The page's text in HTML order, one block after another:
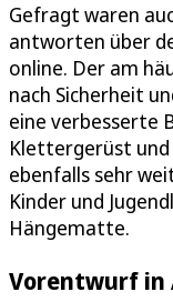
Gefragt waren
antworten über
online. Der am
nach Sicherheit
eine verbesserte
Klettergerüst und
ebenfalls sehr
Kinder und
Hängematte.
Vorentwurf in